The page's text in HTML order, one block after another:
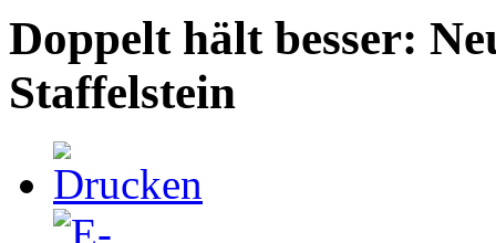
Doppelt hält besser:
Staffelstein